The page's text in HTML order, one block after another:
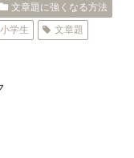
文章題に強くなる方法
小学生
文章題